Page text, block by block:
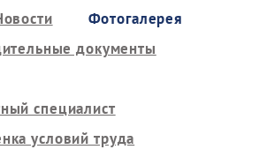
Фотогалерея
документы
специалист
условий труда